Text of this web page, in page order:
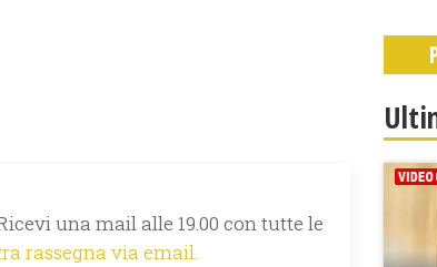
una mail alle 19.00 con tutte le
rassegna via email.